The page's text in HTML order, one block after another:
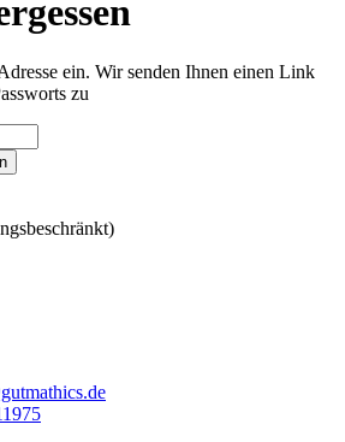
ein. Wir senden Ihnen einen Link
zu